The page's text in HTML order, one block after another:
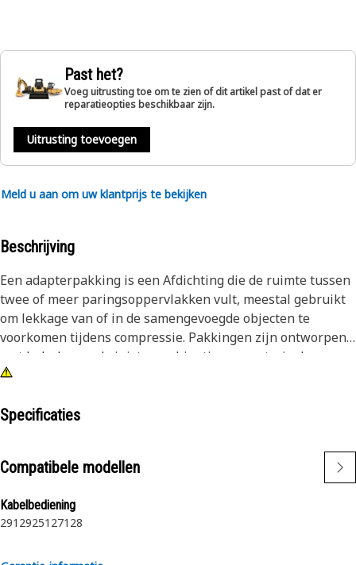
Past het?
Voeg uitrusting toe om te zien of dit artikel past of dat er
reparatieopties beschikbaar zijn.
Uitrusting toevoegen
Meld u aan om uw klantprijs te bekijken
Beschrijving
Een adapterpakking is een Afdichting die de ruimte tussen
twee of meer paringsoppervlakken vult, meestal gebruikt
om lekkage van of in de samengevoegde objecten te
voorkomen tijdens compressie. Pakkingen zijn ontworpen
met behulp van de juiste combinatie van materiaal en
profiel om prestaties en toepassing te leveren.
Kenmerken:
productiviteit.
weerstaan, waardoor ze hun Afdichtingsvermogen
behouden.
Specificaties
Compatibele modellen
Kabelbediening
2912925127128